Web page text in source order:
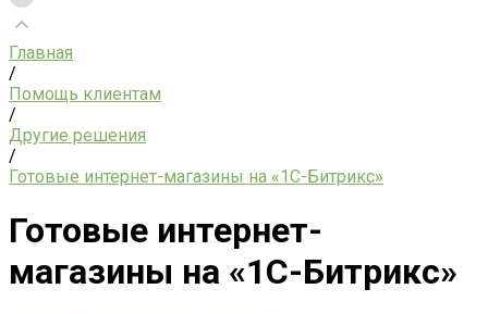
Главная
/
Помощь клиентам
/
Другие решения
/
Готовые интернет-магазины на «1С-Битрикс»
Готовые интернет-
магазины на «1С-Битрикс»